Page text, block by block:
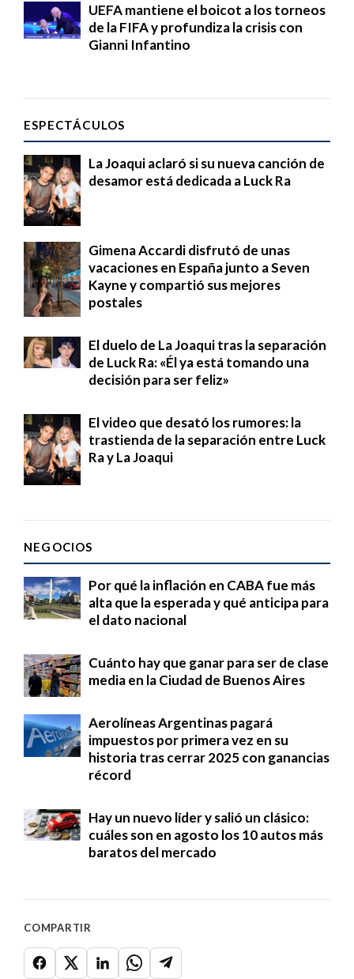
UEFA mantiene el boicot a los torneos
de la FIFA y profundiza la crisis con
Gianni Infantino
ESPECTÁCULOS
La Joaqui aclaró si su nueva canción de
desamor está dedicada a Luck Ra
Gimena Accardi disfrutó de unas
vacaciones en España junto a Seven
Kayne y compartió sus mejores
postales
El duelo de La Joaqui tras la separación
de Luck Ra: «Él ya está tomando una
decisión para ser feliz»
El video que desató los rumores: la
trastienda de la separación entre Luck
Ra y La Joaqui
NEGOCIOS
Por qué la inflación en CABA fue más
alta que la esperada y qué anticipa para
el dato nacional
Cuánto hay que ganar para ser de clase
media en la Ciudad de Buenos Aires
Aerolíneas Argentinas pagará
impuestos por primera vez en su
historia tras cerrar 2025 con ganancias
récord
Hay un nuevo líder y salió un clásico:
cuáles son en agosto los 10 autos más
baratos del mercado
COMPARTIR